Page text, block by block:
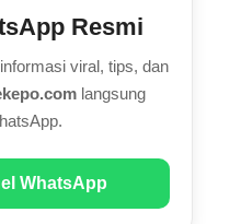
Resmi
viral, tips, dan
langsung
WhatsApp